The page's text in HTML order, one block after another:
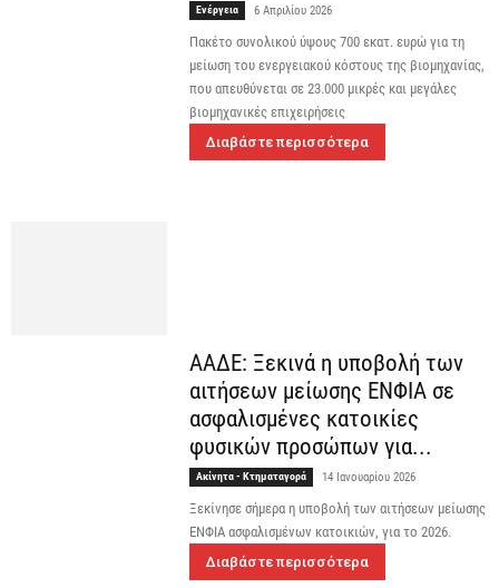
Ενέργεια 6 Απριλίου 2026
Πακέτο συνολικού ύψους 700 εκατ. ευρώ για τη
μείωση του ενεργειακού κόστους της βιομηχανίας,
που απευθύνεται σε 23.000 μικρές και μεγάλες
βιομηχανικές επιχειρήσεις
Διαβάστε περισσότερα
ΑΑΔΕ: Ξεκινά η υποβολή των
αιτήσεων μείωσης ΕΝΦΙΑ σε
ασφαλισμένες κατοικίες
φυσικών προσώπων για...
Ακίνητα - Κτηματαγορά 14 Ιανουαρίου 2026
Ξεκίνησε σήμερα η υποβολή των αιτήσεων μείωσης
ΕΝΦΙΑ ασφαλισμένων κατοικιών, για το 2026.
Διαβάστε περισσότερα